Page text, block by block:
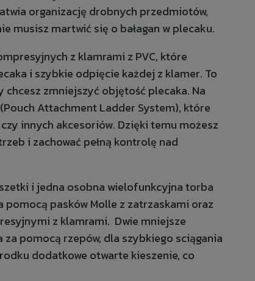
organizację drobnych przedmiotów,
musisz martwić się o bałagan w plecaku.
z klamrami z PVC, które
i szybkie odpięcie każdej z klamer. To
zmniejszyć objętość plecaka. Na
Attachment Ladder System), które
innych akcesoriów. Dzięki temu możesz
i zachować pełną kontrolę nad
i jedna osobna wielofunkcyjna torba
pasków Molle z zatrzaskami oraz
z klamrami. Dwie mniejsze
pomocą rzepów, dla szybkiego sciągania
dodatkowe otwarte kieszenie, co